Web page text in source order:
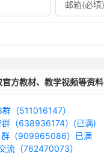
官方教材、教学视频等资料
（511016147）
群（638936174）(已满)
群（909965086）已满
流（762470073）